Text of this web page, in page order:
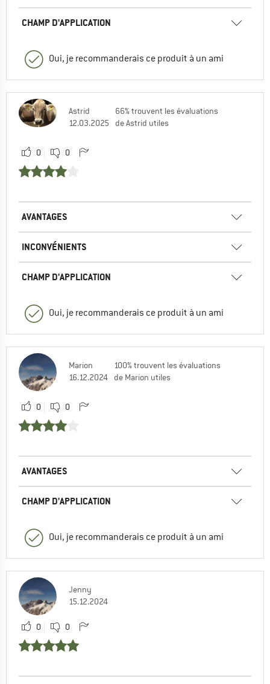
CHAMP D'APPLICATION
Oui, je recommanderais ce produit à un ami
Astrid
12.03.2025
66% trouvent les évaluations
de Astrid utiles
0 0
AVANTAGES
INCONVÉNIENTS
CHAMP D'APPLICATION
Oui, je recommanderais ce produit à un ami
Marion
16.12.2024
100% trouvent les évaluations
de Marion utiles
0 0
AVANTAGES
CHAMP D'APPLICATION
Oui, je recommanderais ce produit à un ami
Jenny
15.12.2024
0 0